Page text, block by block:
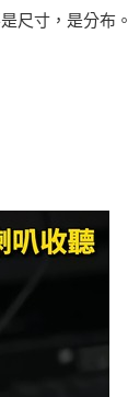
尺寸，是分布。